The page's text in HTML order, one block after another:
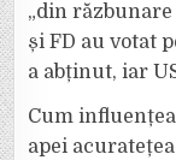
„din răzbunare
și FD au votat
a abținut, iar
Cum
apei